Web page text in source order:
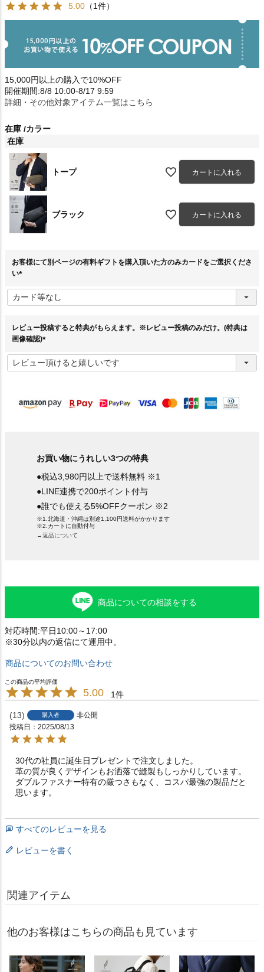
5.00 （1件）
15,000円以上の購入で10%OFF
開催期間:8/8 10:00-8/17 9:59
詳細・その他対象アイテム一覧はこちら
在庫 カラー
在庫
トープ カートに入れる
ブラック カートに入れる
お客様にて別ページの有料ギフトを購入頂いた方のみカードをご選択くださ
い
必
須
レビュー投稿すると特典がもらえます。※レビュー投稿のみだけ。(特典は
画像確認)
必
須
お買い物にうれしい3つの特典
●税込3,980円以上で送料無料 ※1
●LINE連携で200ポイント付与
●誰でも使える5%OFFクーポン ※2
※1.北海道・沖縄は別途1,100円送料がかかります
※2.カートに自動付与
→返品について
商品についての相談をする
対応時間:平日10:00～17:00
※30分以内の返信にて運用中。
商品についてのお問い合わせ
5.00 1
13 購入者
非公開
投稿日
2025/08/13
30代の社員に誕生日プレゼントで注文しました。
革の質が良くデザインもお洒落で縫製もしっかりしています。
ダブルファスナー特有の厳つさもなく、コスパ最強の製品だと
思います。
すべてのレビューを見る
レビューを書く
関連アイテム
他のお客様はこちらの商品も見ています